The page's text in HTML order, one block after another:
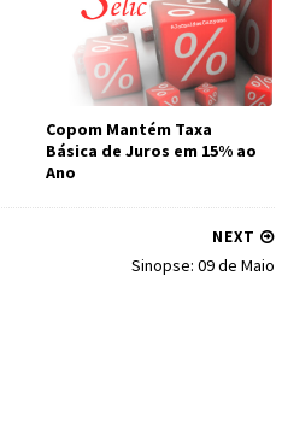
Copom Mantém Taxa
Básica de Juros em 15% ao
Ano
NEXT
Sinopse: 09 de Maio